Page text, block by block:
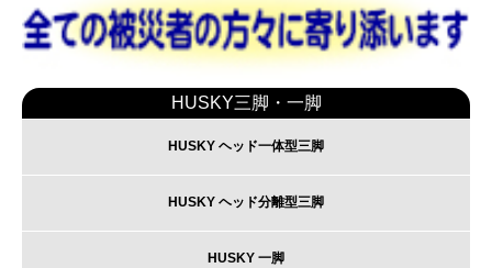
HUSKY三脚・一脚
HUSKY ヘッド一体型三脚
HUSKY ヘッド分離型三脚
HUSKY 一脚